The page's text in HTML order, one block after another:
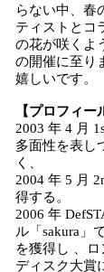
らない中、春
ティストとコ
の花が咲くよ
の開催に至り
嬉しいです。
【プロフィー
2003 年 4 月
多面性を表し
く、
2004 年 5 月
得する。
2006 年
ル「sakura」
を獲得し 、
ディスク大賞